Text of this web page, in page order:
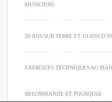
MUSICIENS
50 ANS SUR TERRE ET 10 ANS
EXERCICES TECHNIQUES AU
RECOMMANDE ET POURQUOI